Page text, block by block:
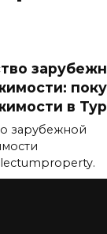
в
зарубежной